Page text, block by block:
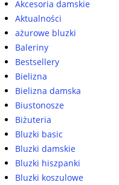
Akcesoria damskie
Aktualności
ażurowe bluzki
Baleriny
Bestsellery
Bielizna
Bielizna damska
Biustonosze
Biżuteria
Bluzki basic
Bluzki damskie
Bluzki hiszpanki
Bluzki koszulowe